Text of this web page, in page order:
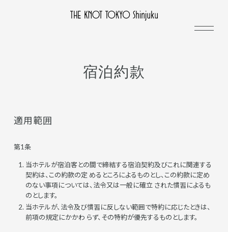
宿泊約款
適用範囲
第1条
当ホテルが宿泊客との間で締結する宿泊契約及びこれに関連する
契約は、この約款の定 めるところによるものとし、この約款に定め
のない事項については、法令又は一般に確立 された慣習によるも
のとします。
当ホテルが、法令及び慣習に反しない範囲で特約に応じたときは、
前項の規定にかかわ らず、その特約が優先するものとします。